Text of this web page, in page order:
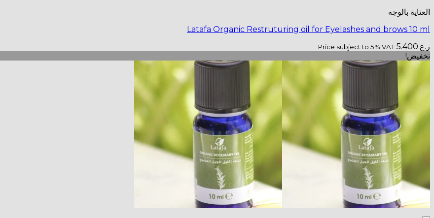
العناية بالوجه
Latafa Organic Restruturing oil for Eyelashes and brows 10 ml
ر.ع.5.400
Price subject to 5% VAT
تخفيض!